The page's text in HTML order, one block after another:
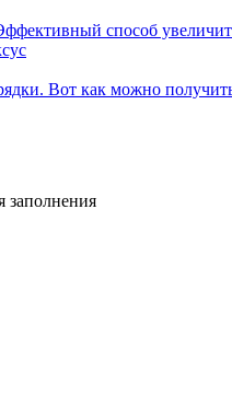
способ
Вот как можно
заполнения